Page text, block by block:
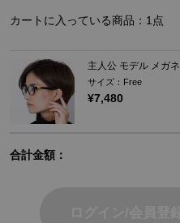
カートに入っている商品： 1 点
主人公 モデル メガ
サイズ：Free
¥7,480
合計金額：